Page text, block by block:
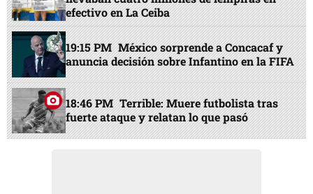
efectivo en La Ceiba
19:15 PM México sorprende a Concacaf y
anuncia decisión sobre Infantino en la FIFA
18:46 PM Terrible: Muere futbolista tras
fuerte ataque y relatan lo que pasó